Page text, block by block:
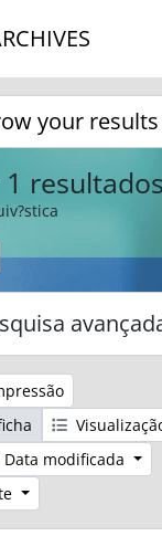
your results
resultados
modificada